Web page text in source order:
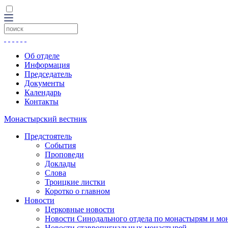
Об отделе
Информация
Председатель
Документы
Календарь
Контакты
Монастырский вестник
Предстоятель
События
Проповеди
Доклады
Слова
Троицкие листки
Коротко о главном
Новости
Церковные новости
Новости Синодального отдела по монастырям и